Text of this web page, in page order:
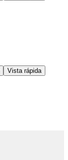
Vista rápida